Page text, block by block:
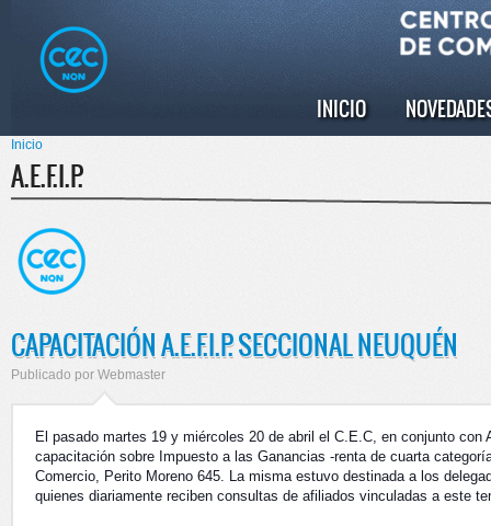
principal
Menú principal
INICIO
Se encuentra usted aquí
Inicio
A.E.F.I.P.
CAPACITACIÓN A.E.F.I.P. SECCIONAL NEUQUÉN
Publicado por Webmaster
El pasado martes 19 y miércoles 20 de abril el C.E.C, en conjunto
capacitación sobre Impuesto a las Ganancias -renta de cuarta
Comercio, Perito Moreno 645. La misma estuvo destinada a los
quienes diariamente reciben consultas de afiliados vinculadas a este